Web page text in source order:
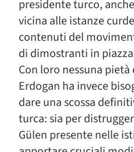
presidente turco,
vicina alle istanze
contenuti del
di dimostranti in piazza
Con loro nessuna pietà
Erdogan ha invece
dare una scossa
turca: sia per
Gülen presente nelle